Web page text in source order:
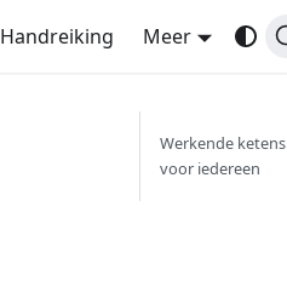
Handreiking Meer
Werkende ketens
voor iedereen